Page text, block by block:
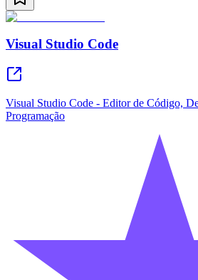
Visual Studio Code
Visual Studio Code - Editor de Código,
Programação